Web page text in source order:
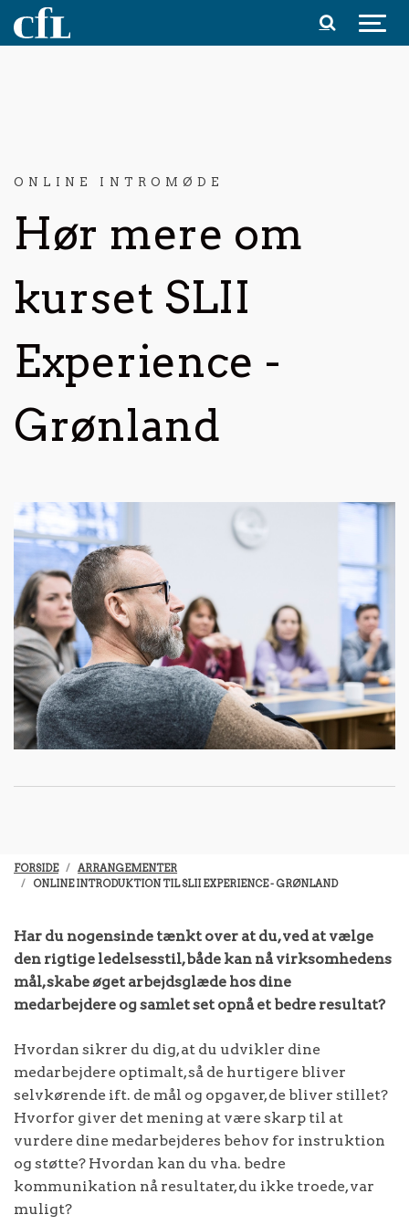
Spring til indhold
ONLINE INTROMØDE
Hør mere om
kurset SLII
Experience -
Grønland
FORSIDE
ARRANGEMENTER
ONLINE INTRODUKTION TIL SLII EXPERIENCE - GRØNLAND
Har du nogensinde tænkt over at du, ved at vælge
den rigtige ledelsesstil, både kan nå virksomhedens
mål, skabe øget arbejdsglæde hos dine
medarbejdere og samlet set opnå et bedre resultat?
Hvordan sikrer du dig, at du udvikler dine
medarbejdere optimalt, så de hurtigere bliver
selvkørende ift. de mål og opgaver, de bliver stillet?
Hvorfor giver det mening at være skarp til at
vurdere dine medarbejderes behov for instruktion
og støtte? Hvordan kan du vha. bedre
kommunikation nå resultater, du ikke troede, var
muligt?